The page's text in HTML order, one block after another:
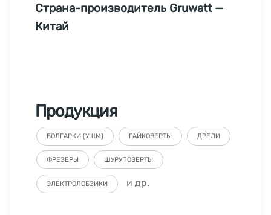
Страна-производитель Gruwatt —
Китай
Продукция
БОЛГАРКИ (УШМ) ГАЙКОВЕРТЫ ДРЕЛИ
ФРЕЗЕРЫ ШУРУПОВЕРТЫ
ЭЛЕКТРОЛОБЗИКИ и др.